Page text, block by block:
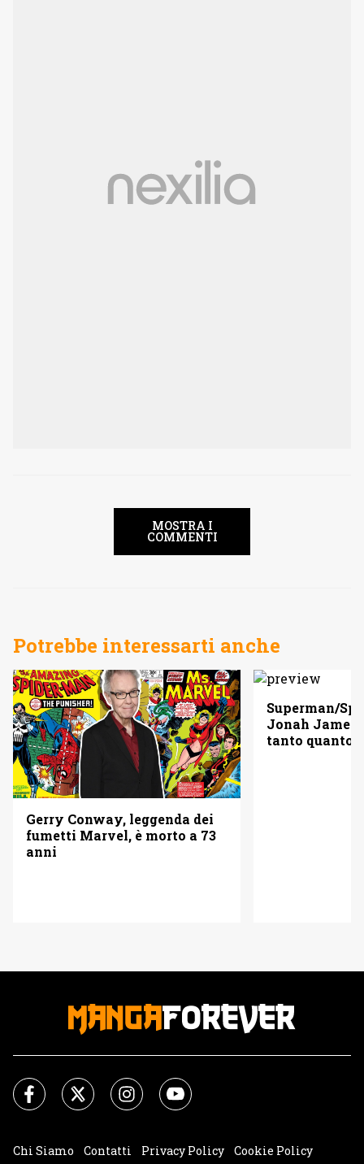
MOSTRA I
COMMENTI
Potrebbe interessarti anche
Gerry Conway, leggenda dei
fumetti Marvel, è morto a 73
anni
Superman/
Jonah
tanto quanto
Chi Siamo Contatti Privacy Policy Cookie Policy